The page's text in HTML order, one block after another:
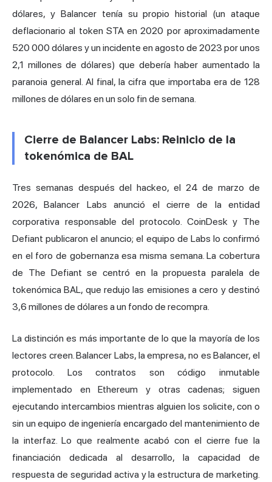
dólares, y Balancer tenía su propio historial (un ataque
deflacionario al token STA en 2020 por aproximadamente
520 000 dólares y un incidente en agosto de 2023 por unos
2,1 millones de dólares) que debería haber aumentado la
paranoia general. Al final, la cifra que importaba era de 128
millones de dólares en un solo fin de semana.
Cierre de Balancer Labs: Reinicio de la
tokenómica de BAL
Tres semanas después del hackeo, el 24 de marzo de
2026, Balancer Labs anunció el cierre de la entidad
corporativa responsable del protocolo. CoinDesk y The
Defiant publicaron el anuncio; el equipo de Labs lo confirmó
en el foro de gobernanza esa misma semana. La cobertura
de The Defiant se centró en la propuesta paralela de
tokenómica BAL, que redujo las emisiones a cero y destinó
3,6 millones de dólares a un fondo de recompra.
La distinción es más importante de lo que la mayoría de los
lectores creen. Balancer Labs, la empresa, no es Balancer, el
protocolo. Los contratos son código inmutable
implementado en Ethereum y otras cadenas; siguen
ejecutando intercambios mientras alguien los solicite, con o
sin un equipo de ingeniería encargado del mantenimiento de
la interfaz. Lo que realmente acabó con el cierre fue la
financiación dedicada al desarrollo, la capacidad de
respuesta de seguridad activa y la estructura de marketing.